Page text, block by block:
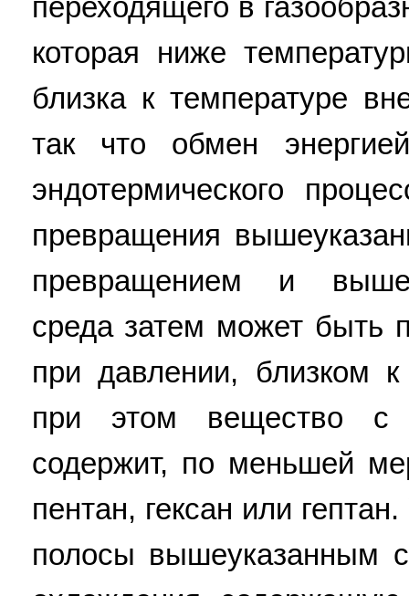
переходящего в
которая ниже
близка к температуре
так что обмен
эндотермического
превращения
превращением и
среда затем может быть
при давлении, близком
при этом вещество с
содержит, по меньшей
пентан, гексан или
полосы вышеуказанным